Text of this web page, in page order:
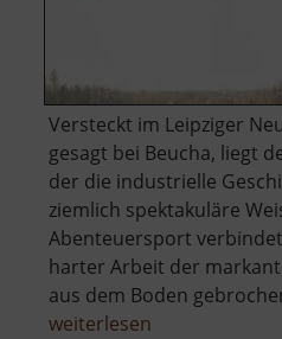
Versteckt im Leipziger
gesagt bei Beucha, liegt
der die industrielle
ziemlich spektakuläre
Abenteuersport
harter Arbeit der
aus dem Boden
weiterlesen